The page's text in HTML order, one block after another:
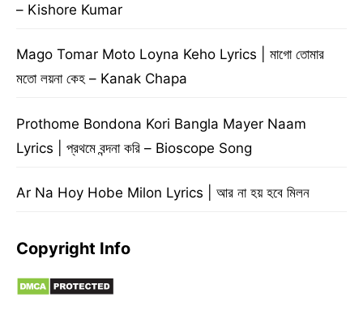
– Kishore Kumar
Mago Tomar Moto Loyna Keho Lyrics | মাগো তোমার
মতো লয়না কেহ – Kanak Chapa
Prothome Bondona Kori Bangla Mayer Naam
Lyrics | প্রথমে বন্দনা করি – Bioscope Song
Ar Na Hoy Hobe Milon Lyrics | আর না হয় হবে মিলন
Copyright Info